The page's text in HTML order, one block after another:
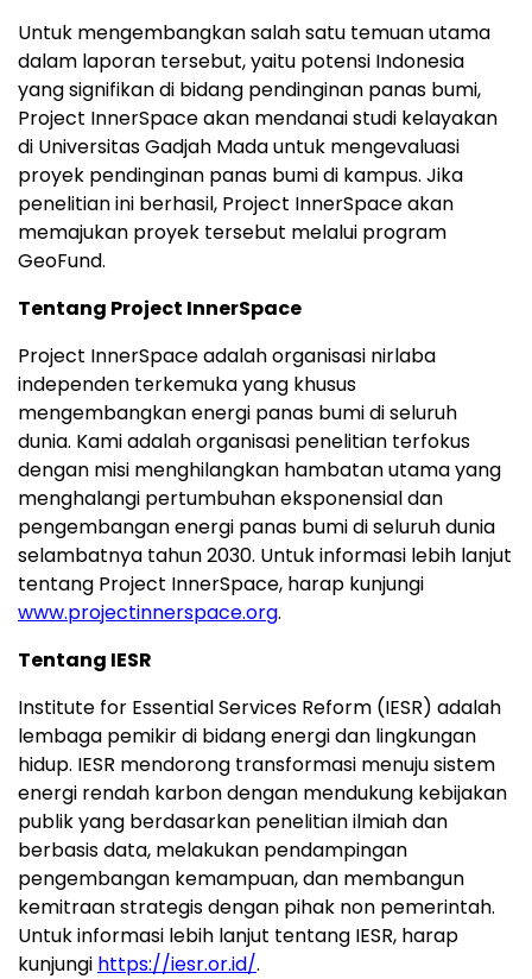
Untuk mengembangkan salah satu temuan utama
dalam laporan tersebut, yaitu potensi Indonesia
yang signifikan di bidang pendinginan panas bumi,
Project InnerSpace akan mendanai studi kelayakan
di Universitas Gadjah Mada untuk mengevaluasi
proyek pendinginan panas bumi di kampus. Jika
penelitian ini berhasil, Project InnerSpace akan
memajukan proyek tersebut melalui program
GeoFund.
Tentang Project InnerSpace
Project InnerSpace adalah organisasi nirlaba
independen terkemuka yang khusus
mengembangkan energi panas bumi di seluruh
dunia. Kami adalah organisasi penelitian terfokus
dengan misi menghilangkan hambatan utama yang
menghalangi pertumbuhan eksponensial dan
pengembangan energi panas bumi di seluruh dunia
selambatnya tahun 2030. Untuk informasi lebih lanjut
tentang Project InnerSpace, harap kunjungi
www.projectinnerspace.org.
Tentang IESR
Institute for Essential Services Reform (IESR) adalah
lembaga pemikir di bidang energi dan lingkungan
hidup. IESR mendorong transformasi menuju sistem
energi rendah karbon dengan mendukung kebijakan
publik yang berdasarkan penelitian ilmiah dan
berbasis data, melakukan pendampingan
pengembangan kemampuan, dan membangun
kemitraan strategis dengan pihak non pemerintah.
Untuk informasi lebih lanjut tentang IESR, harap
kunjungi https://iesr.or.id/.